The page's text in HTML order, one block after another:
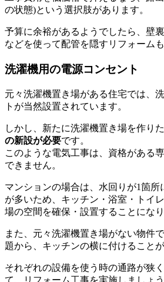
の状態)という選択肢があります。
予算に余裕があるようでしたら、壁
などを使って配管を隠すリフォームも
洗濯機用の電源コンセント
元々洗濯機置き場がある住宅では、
トが当然設置されています。
しかし、新たに洗濯機置き場を作りた
の新設が必要です。
このような電気工事は、資格がある
できません。
マンションの場合は、水回りが1箇所
が多いため、キッチン・浴室・トイ
場の空間を確保・設置することになり
また、元々洗濯機置き場がない物件
題から、キッチンの横に付けること
それぞれの設備を使う時の通路が狭
て、リフォーム工事を実施しましょう